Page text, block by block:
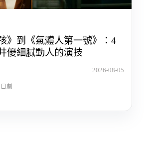
》到《氣體人第一號》：4
優細膩動人的演技
2026-08-05
日劇